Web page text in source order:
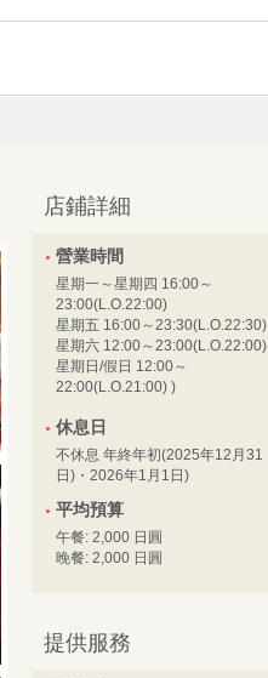
店鋪詳細
營業時間
星期一～星期四 16:00～
23:00(L.O.22:00)
星期五 16:00～23:30(L.O.22:30)
星期六 12:00～23:00(L.O.22:00)
星期日/假日 12:00～
22:00(L.O.21:00) )
休息日
不休息 年終年初(2025年12月31
日)・2026年1月1日)
平均預算
午餐: 2,000 日圓
晚餐: 2,000 日圓
提供服務